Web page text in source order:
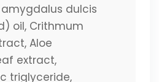
amygdalus dulcis
oil, Crithmum
Aloe
extract,
triglyceride,